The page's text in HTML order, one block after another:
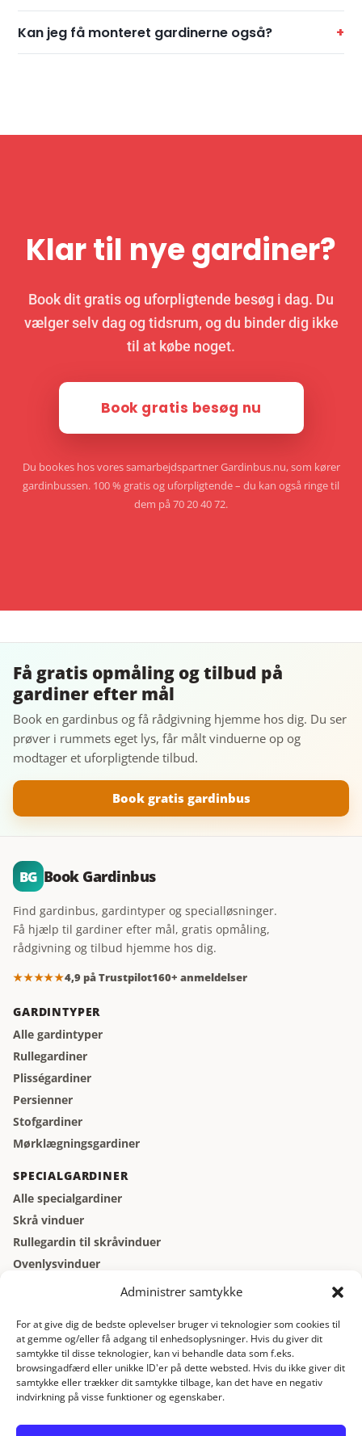
Administrer samtykke
For at give dig de bedste oplevelser bruger vi teknologier som cookies til
at gemme og/eller få adgang til enhedsoplysninger. Hvis du giver dit
samtykke til disse teknologier, kan vi behandle data som f.eks.
browsingadfærd eller unikke ID'er på dette websted. Hvis du ikke giver dit
samtykke eller trækker dit samtykke tilbage, kan det have en negativ
indvirkning på visse funktioner og egenskaber.
Kan jeg få monteret gardinerne også?
Klar til nye gardiner?
Book dit gratis og uforpligtende besøg i dag. Du
vælger selv dag og tidsrum, og du binder dig ikke
til at købe noget.
Book gratis besøg nu
Du bookes hos vores samarbejdspartner Gardinbus.nu, som kører
gardinbussen. 100 % gratis og uforpligtende – du kan også ringe til
dem på 70 20 40 72.
Få gratis opmåling og tilbud på
gardiner efter mål
Book en gardinbus og få rådgivning hjemme hos dig. Du ser
prøver i rummets eget lys, får målt vinduerne op og
modtager et uforpligtende tilbud.
Book gratis gardinbus
BG Book Gardinbus
Find gardinbus, gardintyper og specialløsninger.
Få hjælp til gardiner efter mål, gratis opmåling,
rådgivning og tilbud hjemme hos dig.
★★★★★4,9 på Trustpilot160+ anmeldelser
GARDINTYPER
Alle gardintyper
Rullegardiner
Plisségardiner
Persienner
Stofgardiner
Mørklægningsgardiner
SPECIALGARDINER
Alle specialgardiner
Skrå vinduer
Rullegardin til skråvinduer
Ovenlysvinduer
Vinduer der åbner indad
GARDINBUS
Gardinbus
Gratis gardinbus
Gratis opmåling
Gardiner online